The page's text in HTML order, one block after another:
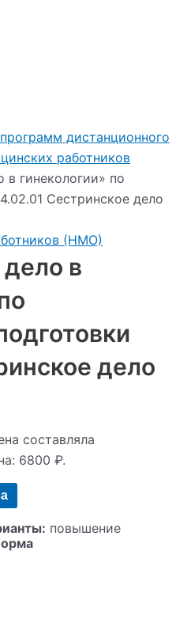
дистанционного
работников
в гинекологии» по
Сестринское дело
(НМО)
в
дело
составляла
6800 ₽.
повышение